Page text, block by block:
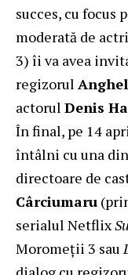
succes, cu focus
moderată de
3) îi va avea
regizorul
actorul Denis
În final, pe 14
întâlni cu una
directoare de
Cârciumaru
serialul Netflix
Moromeții 3 sau